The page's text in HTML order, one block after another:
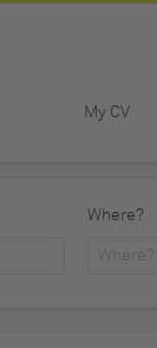
My CV
Where?